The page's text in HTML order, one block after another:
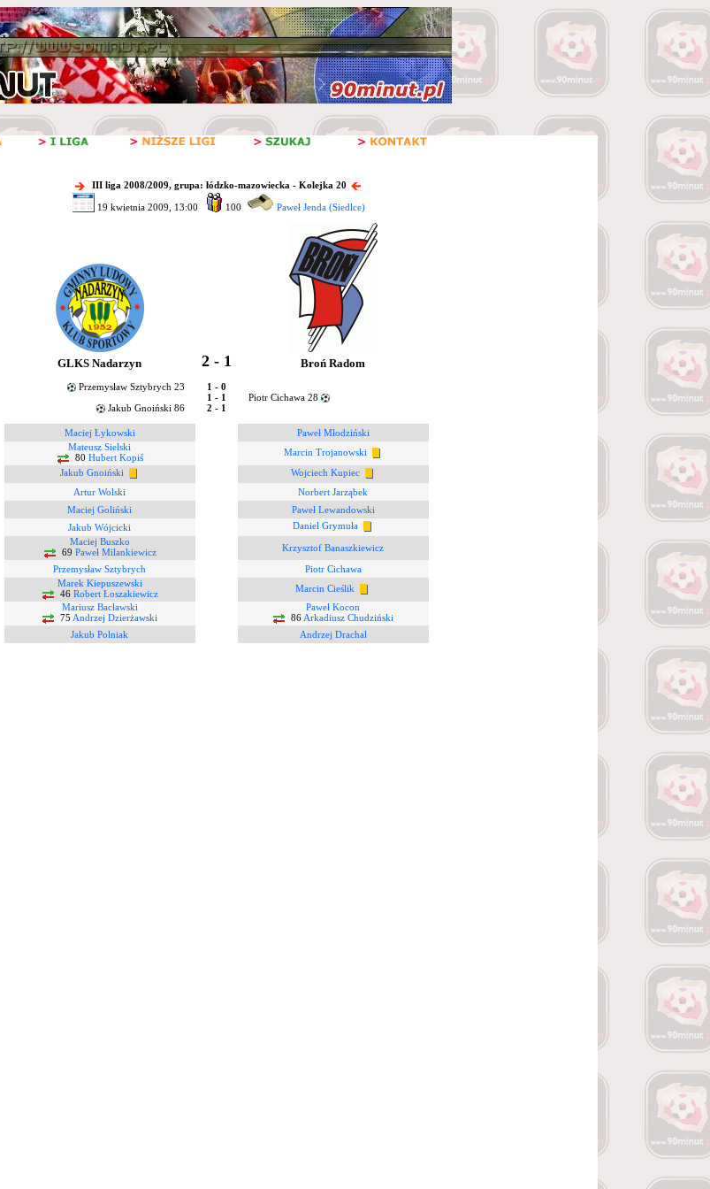
III liga 2008/2009, grupa: łódzko-mazowiecka - Kolejka 20
19 kwietnia 2009, 13:00 100 Paweł Jenda (Siedlce)
GLKS Nadarzyn 2 - 1 Broń Radom
Przemysław Sztybrych 23
1 - 0
1 - 1
Piotr Cichawa 28
Jakub Gnoiński 86
2 - 1
Maciej Łykowski
Paweł Młodziński
Mateusz Sielski
80 Hubert Kopiś
Marcin Trojanowski
Jakub Gnoiński
Wojciech Kupiec
Artur Wolski
Norbert Jarząbek
Maciej Goliński
Paweł Lewandowski
Jakub Wójcicki
Daniel Grymuła
Maciej Buszko
69 Paweł Milankiewicz
Krzysztof Banaszkiewicz
Przemysław Sztybrych
Piotr Cichawa
Marek Kiepuszewski
46 Robert Łoszakiewicz
Marcin Cieślik
Mariusz Bacławski
75 Andrzej Dzierżawski
Paweł Kocon
86 Arkadiusz Chudziński
Jakub Polniak
Andrzej Drachal